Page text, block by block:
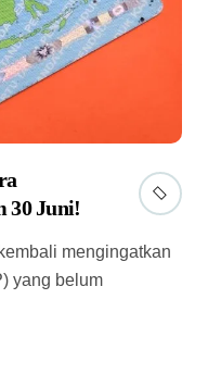
30 Juni!
yang belum